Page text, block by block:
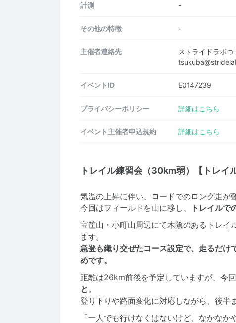
計測 -
その他の特徴 -
主催者連絡先
ストライドラボつ
イベントID E0147239
プライバシーポリシー 詳細はこちら
イベント主催者申込規約 詳細はこちら
トレイル練習会（30km弱）【トレイ
気温の上昇に伴い、ロードでのロング走が
今回はフィールドを山に移し、
トレイルで
宝筐山・小町山周辺にて木陰のあるトレイ
ます。
急登も織り交ぜたコース設定で、走るだけ
めです。
距離は26km前後を予定していますが、今回
と。
登り下りや路面変化に対応しながら、後半
「一人でも行けなくはないけど、なかなか